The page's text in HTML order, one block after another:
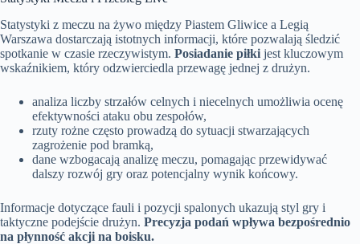
Statystyki z meczu na żywo między Piastem Gliwice a Legią
Warszawa dostarczają istotnych informacji, które pozwalają śledzić
spotkanie w czasie rzeczywistym. Posiadanie piłki jest kluczowym
wskaźnikiem, który odzwierciedla przewagę jednej z drużyn.
analiza liczby strzałów celnych i niecelnych umożliwia ocenę
efektywności ataku obu zespołów,
rzuty rożne często prowadzą do sytuacji stwarzających
zagrożenie pod bramką,
dane wzbogacają analizę meczu, pomagając przewidywać
dalszy rozwój gry oraz potencjalny wynik końcowy.
Informacje dotyczące fauli i pozycji spalonych ukazują styl gry i
taktyczne podejście drużyn. Precyzja podań wpływa bezpośrednio
na płynność akcji na boisku.